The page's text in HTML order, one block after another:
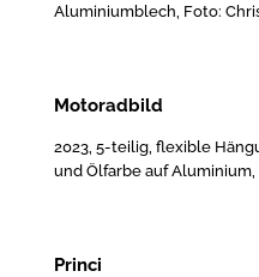
Aluminiumblech, Foto:
Motoradbild
2023, 5-teilig, flexible
und Ölfarbe auf
Princi